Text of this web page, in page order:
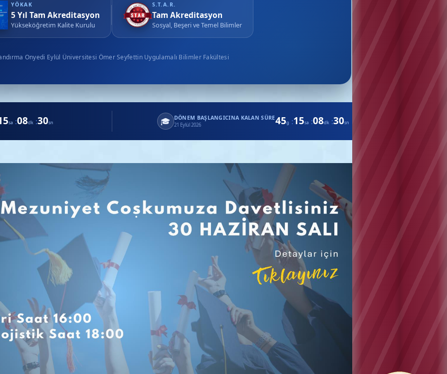
YÖKAK
5 Yıl Tam Akreditasyon
Yükseköğretim Kalite Kurulu
S.T.A.R.
Tam Akreditasyon
Sosyal, Beşeri ve Temel Bilimler
Onyedi Eylül Üniversitesi Ömer Seyfettin Uygulamalı Bilimler Fakültesi
sa :08dk :29sn 🎓 DÖNEM BAŞLANGICINA KALAN SÜRE
21 Eylül 2026 45g :15sa :08dk :29sn